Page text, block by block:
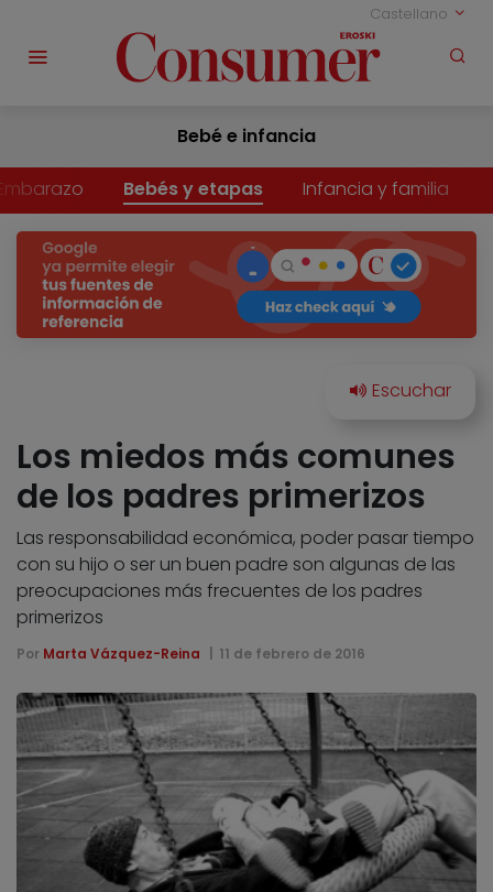
Castellano
Bebé e infancia
Bebés y etapas Infancia y familia
Los miedos más comunes
de los padres primerizos
Las responsabilidad económica, poder pasar tiempo
con su hijo o ser un buen padre son algunas de las
preocupaciones más frecuentes de los padres
primerizos
Por Marta Vázquez-Reina 11 de febrero de 2016